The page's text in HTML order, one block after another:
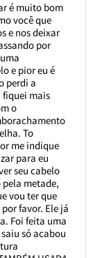
é muito bom
você que
e nos deixar
por
e pior eu é
perdi a
fiquei mais
o
To
me indique
para eu
seu cabelo
metade,
vou ter que
favor. Ele já
Foi feita uma
só acabou